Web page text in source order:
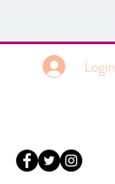
Login